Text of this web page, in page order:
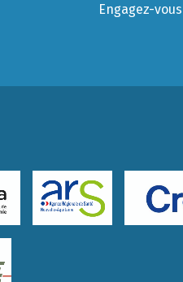
Engagez-